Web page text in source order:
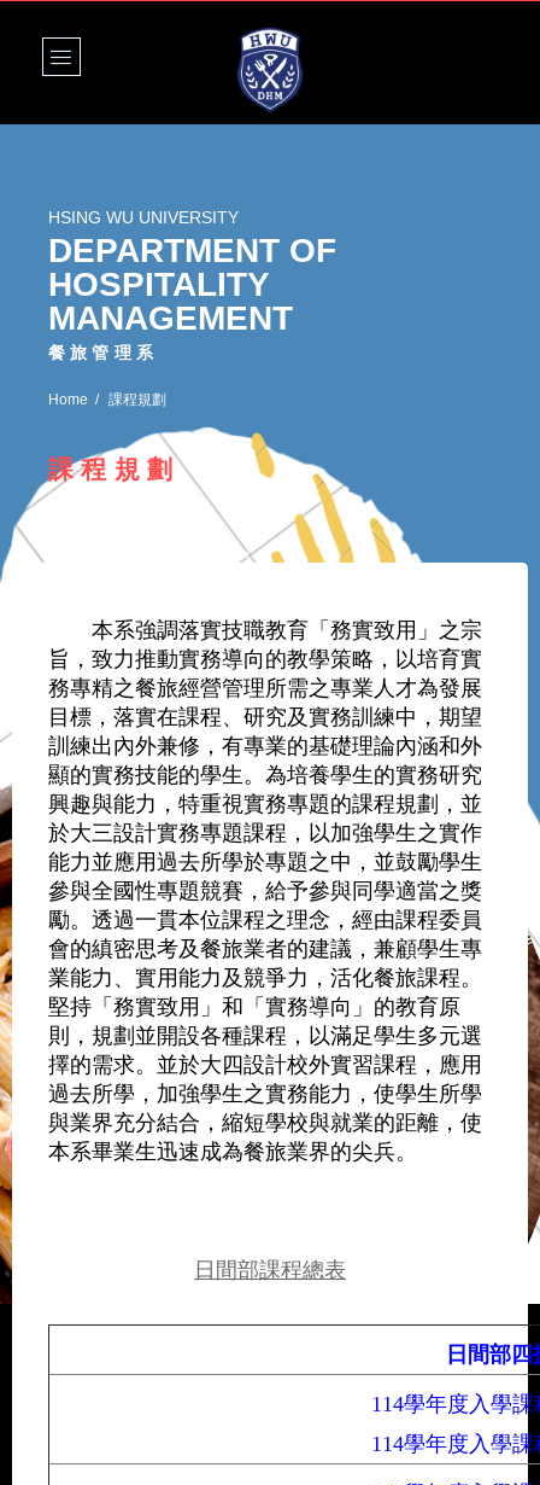
HSING WU UNIVERSITY
DEPARTMENT OF
HOSPITALITY
MANAGEMENT
餐旅管理系
Home 課程規劃
課程規劃
本系強調落實技職教育「務實致用」之宗
旨， 致力推動實務導向的教學策略， 以培育實
務專精之餐旅經營管理所需之專業人才為發展
目標，落實在課程、研究及實務訓練中，期望
訓練出內外兼修，有專業的基礎理論內涵和外
顯的實務技能的學生。為培養學生的實務研究
興趣與能力，特重視實務專題的課程規劃， 並
於大三設計實務專題課程，以加強學生之實作
能力並應用過去所學於專題之中，並鼓勵學生
參與全國性專題競賽，給予參與同學適當之獎
勵。 透過一貫本位課程之理念，經由課程委員
會的縝密思考及餐旅業者的建議，兼顧學生專
業能力、實用能力及競爭力，活化餐旅課程。
堅持「務實致用」和「實務導向」的教育原
則，規劃並開設各種課程，以滿足學生多元選
擇的需求。 並於大四設計校外實習課程，應用
過去所學，加強學生之實務能力，使學生所學
與業界充分結合，縮短學校與就業的距離，使
本系畢業生迅速成為餐旅業界的尖兵。
日間部課程總表
日間部
114學年度入學
114學年度入學